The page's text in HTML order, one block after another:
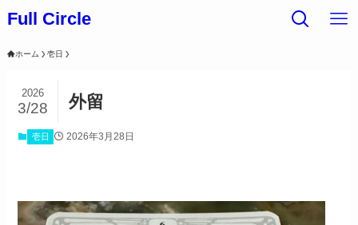
Full Circle
ホーム 壱日
外留
2026
3/28
壱日 2026年3月28日